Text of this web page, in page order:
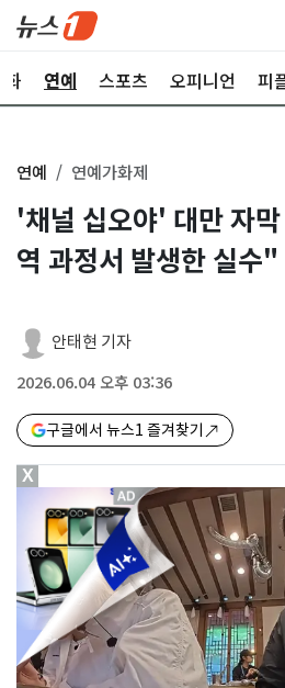
화 연예 스포츠 오피니언 피
연예 연예가화제
'채널 십오야' 대만 자
역 과정서 발생한 실수"
안태현 기자
2026.06.04 오후 03:36
구글에서 뉴스1 즐겨찾기
X